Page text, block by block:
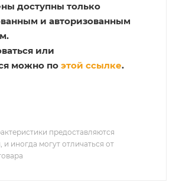
доступны только
и авторизованным
или
можно по этой ссылке.
предоставляются
иногда могут отличаться от